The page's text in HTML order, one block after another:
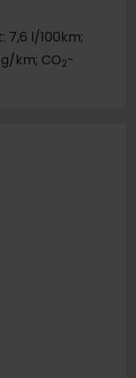
7,6 l/100km;
km; CO2-